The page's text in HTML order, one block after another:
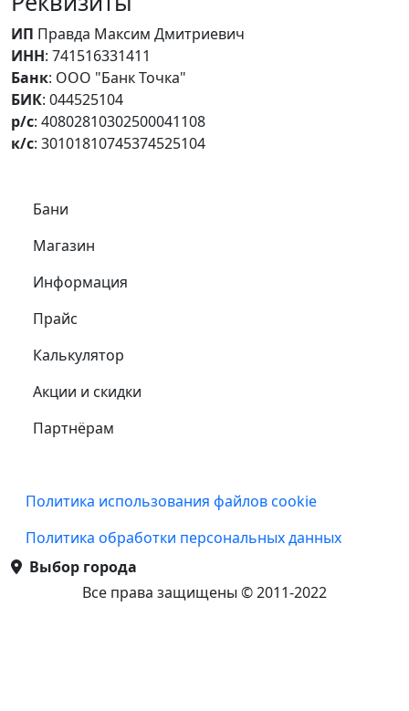
ИП Правда Максим Дмитриевич
ИНН: 741516331411
Банк: ООО "Банк Точка"
БИК: 044525104
р/с: 40802810302500041108
к/с: 30101810745374525104
Самое важное
Бани
Магазин
Информация
Прайс
Калькулятор
Акции и скидки
Партнёрам
Подвал
Политика использования файлов cookie
Политика обработки персональных данных
Выбор города
Все права защищены © 2011-2022